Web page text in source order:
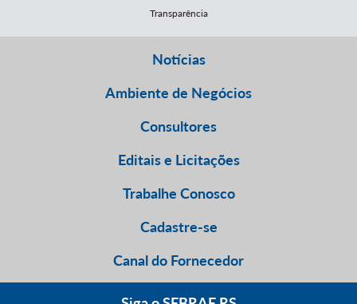
Transparência
Notícias
Ambiente de Negócios
Consultores
Editais e Licitações
Trabalhe Conosco
Cadastre-se
Canal do Fornecedor